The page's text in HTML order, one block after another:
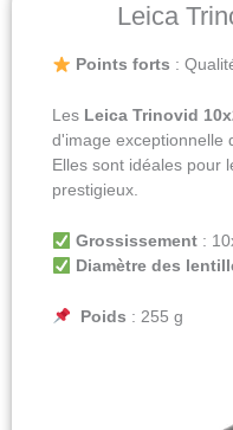
Leica
Points forts :
Les Leica Trinovid
d'image exceptionnelle
Elles sont idéales pour
prestigieux.
Grossissement:
Diamètre des
Poids : 255 g